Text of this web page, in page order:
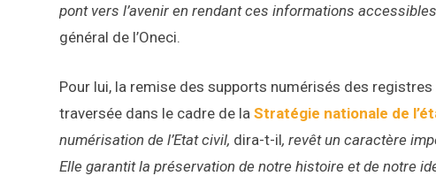
pont vers l’avenir en rendant ces informations
général de l’Oneci.
Pour lui, la remise des supports numérisés des
traversée dans le cadre de la Stratégie nationale de
numérisation de l’Etat civil, dira-t-il, revêt un caractère
Elle garantit la préservation de notre histoire et de notre